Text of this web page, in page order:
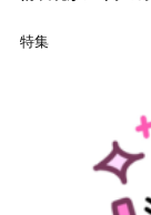
特集